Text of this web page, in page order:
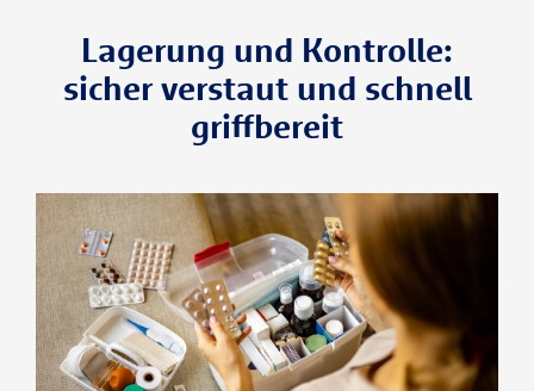
Lagerung und Kontrolle:
sicher verstaut und schnell
griffbereit